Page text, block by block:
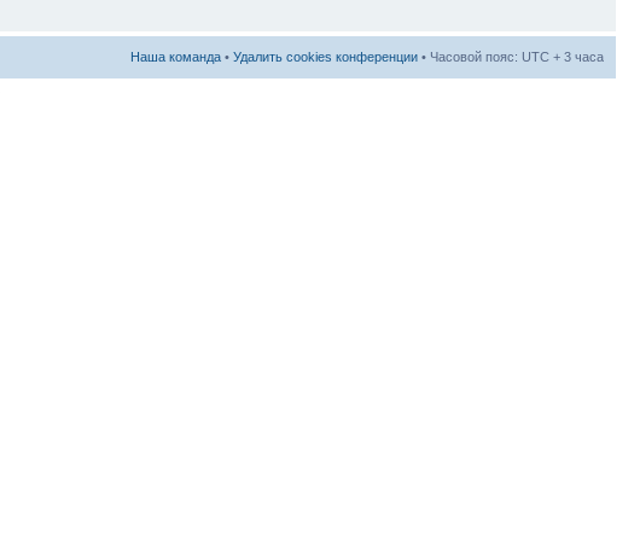
Наша команда • Удалить cookies конференции • Часовой пояс: UTC + 3 часа